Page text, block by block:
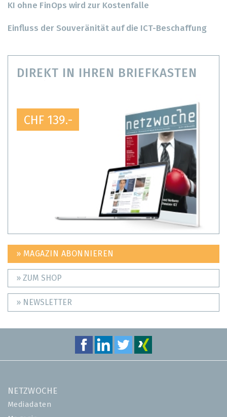
KI ohne FinOps wird zur Kostenfalle
Einfluss der Souveränität auf die ICT-Beschaffung
DIREKT IN IHREN BRIEFKASTEN
CHF 139.-
» MAGAZIN ABONNIEREN
» ZUM SHOP
» NEWSLETTER
NETZWOCHE
Mediadaten